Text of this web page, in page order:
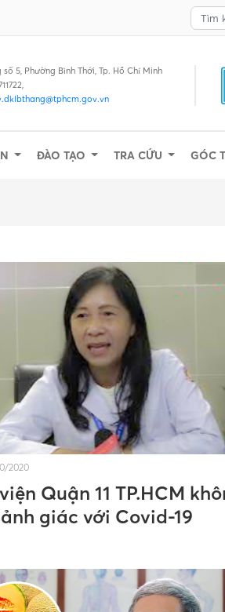
5, Phường Bình Thới, Tp. Hồ Chí Minh
ĐÀO TẠO TRA CỨU GÓC
2020
Quận 11 TP.HCM
giác với Covid-19